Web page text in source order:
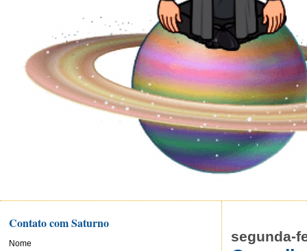
segunda-
Contato com Saturno
Nome